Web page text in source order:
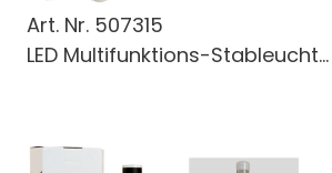
Art. Nr. 507315
LED Multifunktions-Stableucht...